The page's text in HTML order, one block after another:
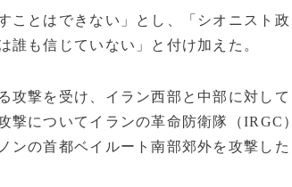
ことはできない」とし、「シオニスト政
も信じていない」と付け加えた。
攻撃を受け、イラン西部と中部に対して
についてイランの革命防衛隊（IRGC）
ンの首都ベイルート南部郊外を攻撃した